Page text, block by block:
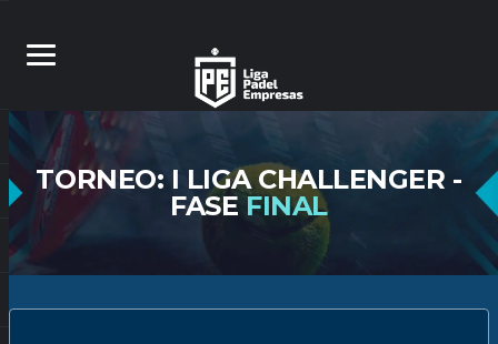
TORNEO: I LIGA CHALLENGER -
FASEFINAL